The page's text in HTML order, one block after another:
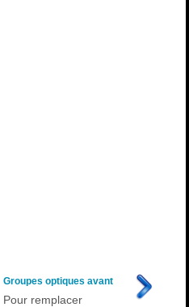
Groupes optiques avant
Pour remplacer